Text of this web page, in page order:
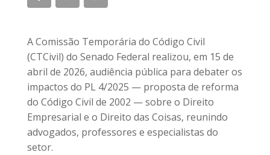
A Comissão Temporária do Código Civil
(CTCivil) do Senado Federal realizou, em 15 de
abril de 2026, audiência pública para debater os
impactos do PL 4/2025 — proposta de reforma
do Código Civil de 2002 — sobre o Direito
Empresarial e o Direito das Coisas, reunindo
advogados, professores e especialistas do
setor.